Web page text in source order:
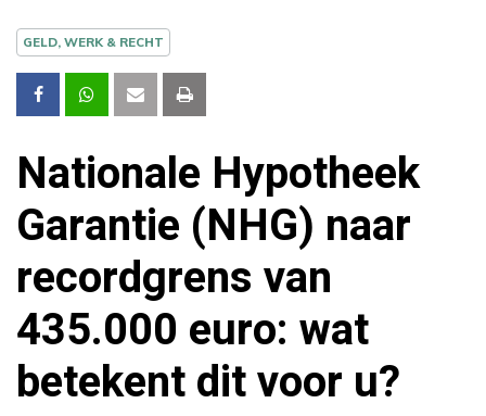
GELD, WERK & RECHT
Nationale Hypotheek
Garantie (NHG) naar
recordgrens van
435.000 euro: wat
betekent dit voor u?